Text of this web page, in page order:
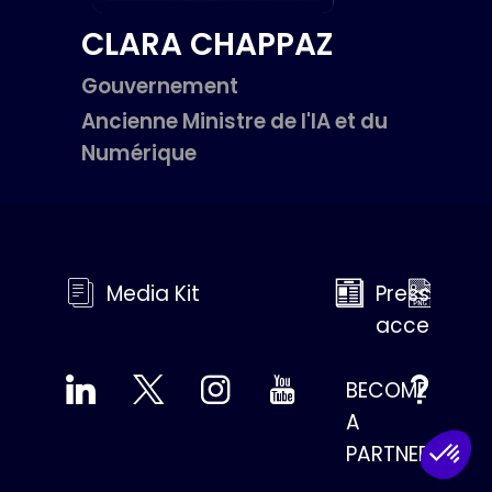
CLARA CHAPPAZ
Gouvernement
Ancienne Ministre de l'IA et du
Numérique
Media Kit
Press
access
BECOME
A
PARTNER
soon!